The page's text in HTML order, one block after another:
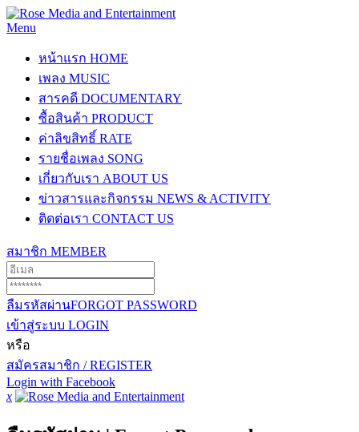
Menu
หน้าแรก HOME
เพลง MUSIC
สารคดี DOCUMENTARY
ซื้อสินค้า PRODUCT
ค่าลิขสิทธิ์ RATE
รายชื่อเพลง SONG
เกี่ยวกับเรา ABOUT US
ข่าวสารและกิจกรรม NEWS & ACTIVITY
ติดต่อเรา CONTACT US
สมาชิก MEMBER
ลืมรหัสผ่านFORGOT PASSWORD
เข้าสู่ระบบ LOGIN
หรือ
สมัครสมาชิก / REGISTER
Login with Facebook
x